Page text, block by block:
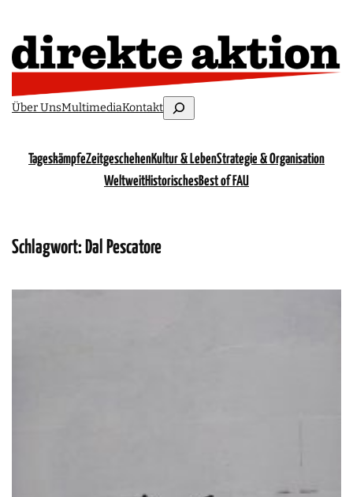
Über UnsMultimediaKontaktSuchen
TageskämpfeZeitgeschehenKultur & LebenStrategie & Organisation
WeltweitHistorischesBest of FAU
Schlagwort: Dal Pescatore